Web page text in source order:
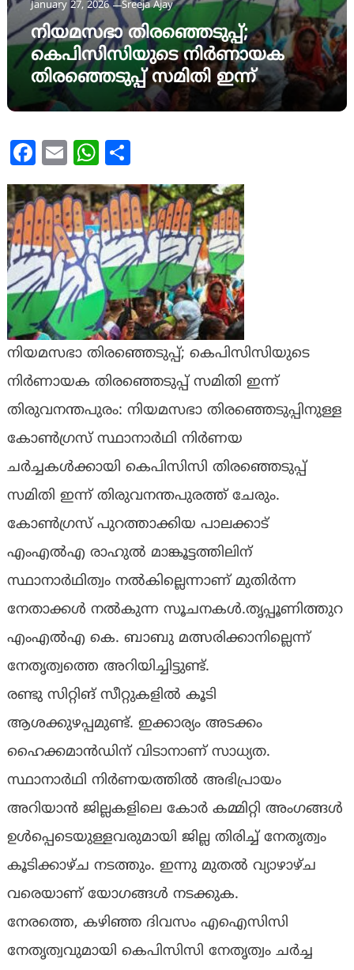
January 27, 2026 Sreeja Ajay
നിയമസഭാ തിരഞ്ഞെടുപ്പ്;
കെപിസിസിയുടെ നിർണായക
തിരഞ്ഞെടുപ്പ് സമിതി ഇന്ന്
Facebook
Email WhatsApp
നിയമസഭാ തിരഞ്ഞെടുപ്പ്; കെപിസിസിയുടെ
നിർണായക തിരഞ്ഞെടുപ്പ് സമിതി ഇന്ന്
തിരുവനന്തപുരം: നിയമസഭാ തിരഞ്ഞെടുപ്പിനുള്ള
കോണ്‍ഗ്രസ് സ്ഥാനാര്‍ഥി നിര്‍ണയ
ചര്‍ച്ചകള്‍ക്കായി കെപിസിസി തിരഞ്ഞെടുപ്പ്
സമിതി ഇന്ന് തിരുവനന്തപുരത്ത് ചേരും.
കോണ്‍ഗ്രസ് പുറത്താക്കിയ പാലക്കാട്
എംഎൽഎ രാഹുൽ മാങ്കൂട്ടത്തിലിന്
സ്ഥാനാര്‍ഥിത്വം നൽകില്ലെന്നാണ് മുതിർന്ന
നേതാക്കൾ നൽകുന്ന സൂചനകൾ.തൃപ്പൂണിത്തുറ
എംഎൽഎ കെ. ബാബു മത്സരിക്കാനില്ലെന്ന്
നേതൃത്വത്തെ അറിയിച്ചിട്ടുണ്ട്.
രണ്ടു സിറ്റിങ് സീറ്റുകളിൽ കൂടി
ആശക്കുഴപ്പമുണ്ട്. ഇക്കാര്യം അടക്കം
ഹൈക്കമാൻഡിന് വിടാനാണ് സാധ്യത.
സ്ഥാനാര്‍ഥി നിര്‍ണയത്തിൽ അഭിപ്രായം
അറിയാൻ ജില്ലകളിലെ കോര്‍ കമ്മിറ്റി അംഗങ്ങള്‍
ഉള്‍പ്പെടെയുള്ളവരുമായി ജില്ല തിരിച്ച് നേതൃത്വം
കൂടിക്കാഴ്ച നടത്തും. ഇന്നു മുതൽ വ്യാഴാഴ്ച
വരെയാണ് യോഗങ്ങള്‍ നടക്കുക.
നേരത്തെ, കഴിഞ്ഞ ദിവസം എഐസിസി
നേതൃത്വവുമായി കെപിസിസി നേതൃത്വം ചർച്ച